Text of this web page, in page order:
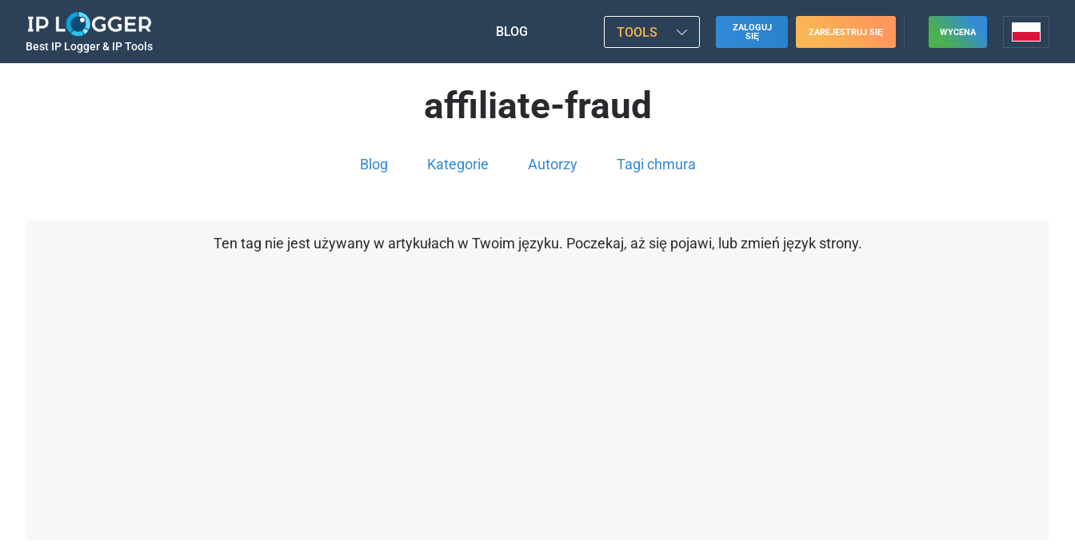
Best IP Logger & IP Tools
BLOG TOOLS
ZALOGUJ
SIĘ
ZAREJESTRUJ SIĘ WYCENA
affiliate-fraud
Blog Kategorie Autorzy Tagi chmura